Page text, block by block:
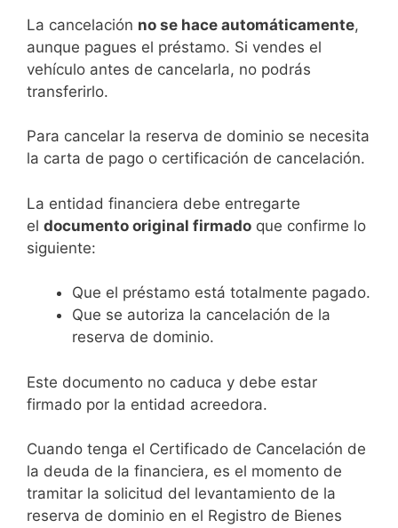
La cancelación no se hace automáticamente,
aunque pagues el préstamo. Si vendes el
vehículo antes de cancelarla, no podrás
transferirlo.
Para cancelar la reserva de dominio se necesita
la carta de pago o certificación de cancelación.
La entidad financiera debe entregarte
el documento original firmado que confirme lo
siguiente:
Que el préstamo está totalmente pagado.
Que se autoriza la cancelación de la
reserva de dominio.
Este documento no caduca y debe estar
firmado por la entidad acreedora.
Cuando tenga el Certificado de Cancelación de
la deuda de la financiera, es el momento de
tramitar la solicitud del levantamiento de la
reserva de dominio en el Registro de Bienes